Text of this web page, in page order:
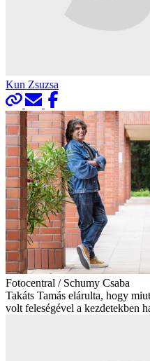
Kun Zsuzsa
Fotocentral / Schumy Csaba
Takáts Tamás elárulta, hogy
volt feleségével a kezdetekben